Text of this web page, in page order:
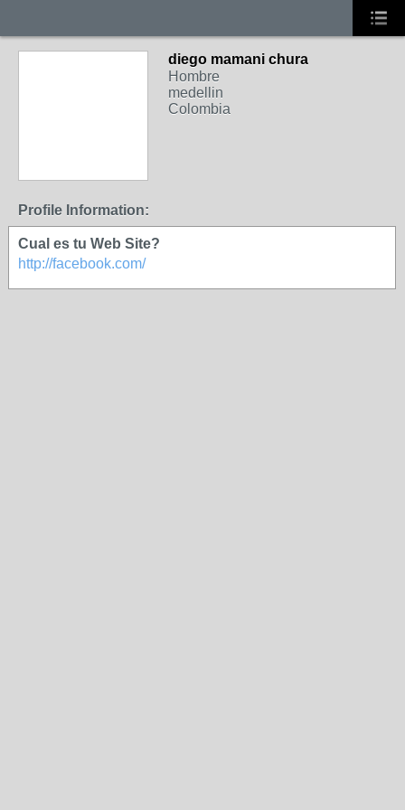
diego mamani chura
Hombre
medellin
Colombia
Profile Information:
Cual es tu Web Site?
http://facebook.com/